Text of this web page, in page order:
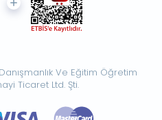
Ve Eğitim Öğretim
Ticaret Ltd. Şti.